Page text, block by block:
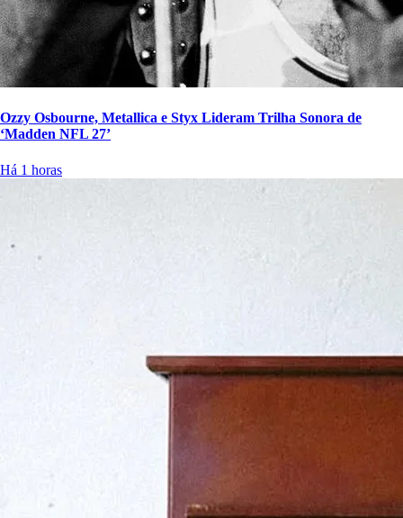
Ozzy Osbourne, Metallica e Styx Lideram Trilha Sonora de
‘Madden NFL 27’
Há 1 horas